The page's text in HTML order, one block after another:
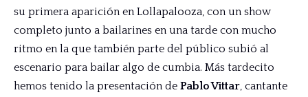
su primera aparición en Lollapalooza, con un show
completo junto a bailarines en una tarde con mucho
ritmo en la que también parte del público subió al
escenario para bailar algo de cumbia. Más tardecito
hemos tenido la presentación de Pablo Vittar, cantante